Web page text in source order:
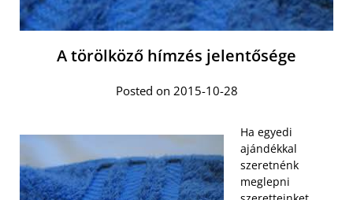
A törölköző hímzés jelentősége
Posted on 2015-10-28
Ha egyedi
ajándékkal
szeretnénk
meglepni